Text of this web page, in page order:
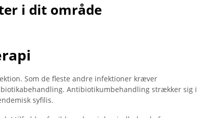
i dit område
Som de fleste andre infektioner kræver
Antibiotikumbehandling strækker sig i
syfilis.